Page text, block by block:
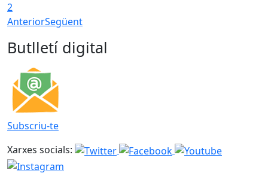
2
AnteriorSegüent
Butlletí digital
Subscriu-te
Xarxes socials: